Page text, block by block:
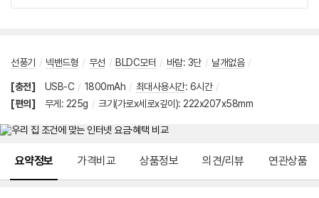
선풍기 / 넥밴드형 / 무선 / BLDC모터 / 바람: 3단 / 날개없음 /
[충전] USB-C / 1800mAh / 최대사용시간: 6시간 /
[편의]
무게 : 225g / 크기(가로x세로x깊이): 222x207x58mm
요약정보 가격비교 상품정보 의견/리뷰 연관상품